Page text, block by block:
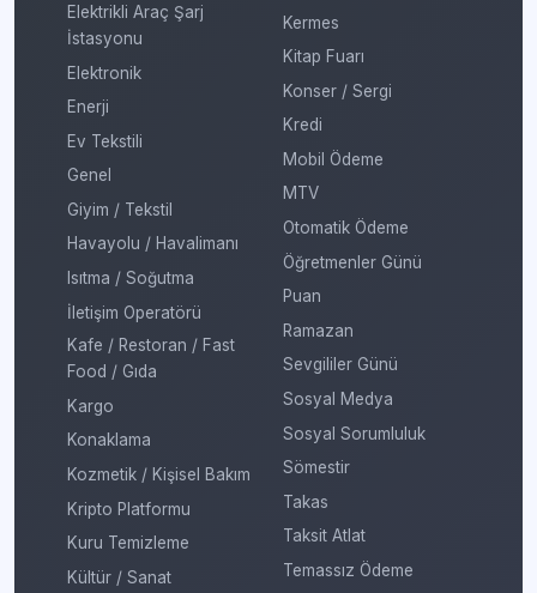
Elektrikli Araç Şarj
İstasyonu
Elektronik
Enerji
Ev Tekstili
Genel
Giyim / Tekstil
Havayolu / Havalimanı
Isıtma / Soğutma
İletişim Operatörü
Kafe / Restoran / Fast
Food / Gıda
Kargo
Konaklama
Kozmetik / Kişisel Bakım
Kripto Platformu
Kuru Temizleme
Kültür / Sanat
Kermes
Kitap Fuarı
Konser / Sergi
Kredi
Mobil Ödeme
MTV
Otomatik Ödeme
Öğretmenler Günü
Puan
Ramazan
Sevgililer Günü
Sosyal Medya
Sosyal Sorumluluk
Sömestir
Takas
Taksit Atlat
Temassız Ödeme